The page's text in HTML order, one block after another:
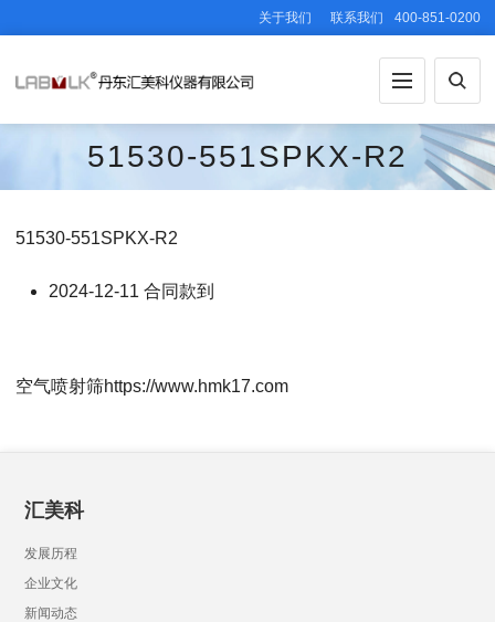
关于我们 联系我们 400-851-0200
51530-551SPKX-R2
51530-551SPKX-R2
2024-12-11 合同款到
空气喷射筛https://www.hmk17.com
汇美科
发展历程
企业文化
新闻动态